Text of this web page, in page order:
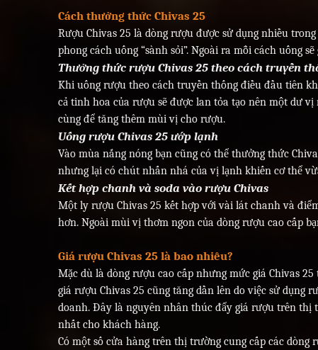
Cách thưởng thức Chivas 25
Rượu Chivas 25 là dòng rượu được sử dụng nhiều
phong cách uống “sành sỏi”. Ngoài ra mỗi cách uống
Thưởng thức rượu Chivas 25 theo cách truyền
Khi uống rượu theo cách truyền thống điều đầu tiên
cả tinh hoa của rượu sẽ được lan tỏa tạo nên một dư
cùng để tăng thêm mùi vị cho rượu.
Uống rượu Chivas 25 ướp lạnh
Vào mùa nắng nóng bạn cũng có thể thưởng thức
nhưng lại có chút nhấn nhá của vị lạnh khiến cơ thể
Kết hợp chanh và soda vào rượu Chivas
Một ly rượu Chivas 25 kết hợp với vài lát chanh và
hơn. Ngoài mùi vị thơm ngon của dòng rượu cao cấp
Giá rượu Chivas 25 là bao nhiêu?
Mặc dù là dòng rượu cao cấp nhưng mức giá Chivas
giá rượu Chivas 25 cũng tăng dần lên do việc sử dụng
doanh. Đây là nguyên nhân thúc đẩy giá rượu trên thị
nhất cho khách hàng.
Có một số cửa hàng trên thị trường cung cấp các